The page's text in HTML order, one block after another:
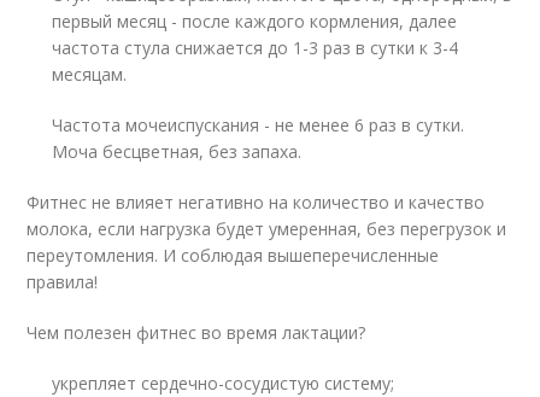
первый месяц - после каждого кормления, далее
частота стула снижается до 1-3 раз в сутки к 3-4
месяцам.
Частота мочеиспускания - не менее 6 раз в сутки.
Моча бесцветная, без запаха.
Фитнес не влияет негативно на количество и качество
молока, если нагрузка будет умеренная, без перегрузок и
переутомления. И соблюдая вышеперечисленные
правила!
Чем полезен фитнес во время лактации?
укрепляет сердечно-сосудистую систему;